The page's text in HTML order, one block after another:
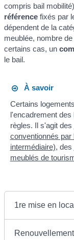
compris bail
référence fixés par
dépendent de la
meublée, nombre
certains cas, un
le bail.
À savoir
Certains
l'encadrement
règles. Il s'agit des
conventionnés
intermédiaire), des
meublés de
1re mise en